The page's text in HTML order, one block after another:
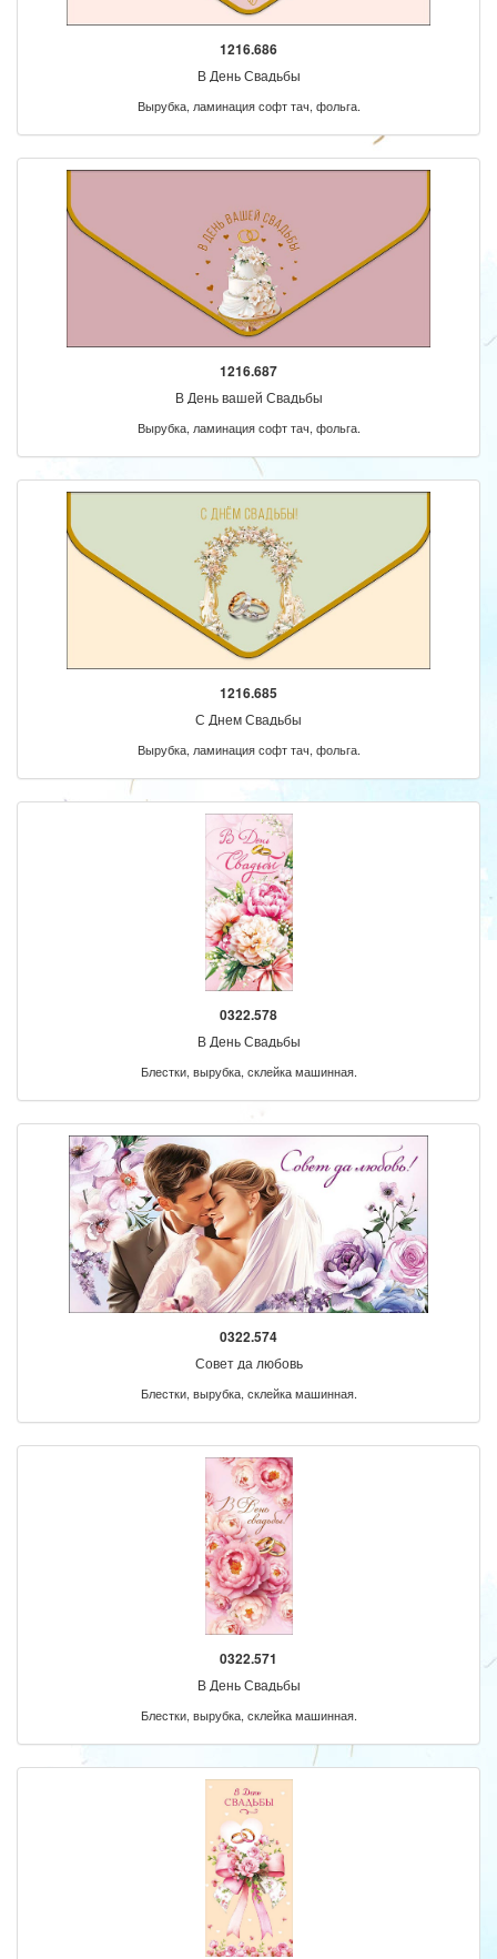
1216.686
В День Свадьбы
Вырубка, ламинация софт тач, фольга.
1216.687
В День вашей Свадьбы
Вырубка, ламинация софт тач, фольга.
1216.685
С Днем Свадьбы
Вырубка, ламинация софт тач, фольга.
0322.578
В День Свадьбы
Блестки, вырубка, склейка машинная.
0322.574
Совет да любовь
Блестки, вырубка, склейка машинная.
0322.571
В День Свадьбы
Блестки, вырубка, склейка машинная.